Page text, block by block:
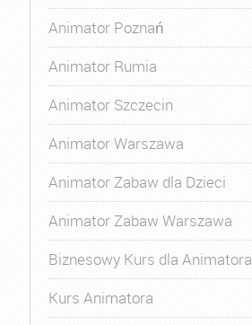
Animator Poznań
Animator Rumia
Animator Szczecin
Animator Warszawa
Animator Zabaw dla Dzieci
Animator Zabaw Warszawa
Biznesowy Kurs dla Animatora
Kurs Animatora